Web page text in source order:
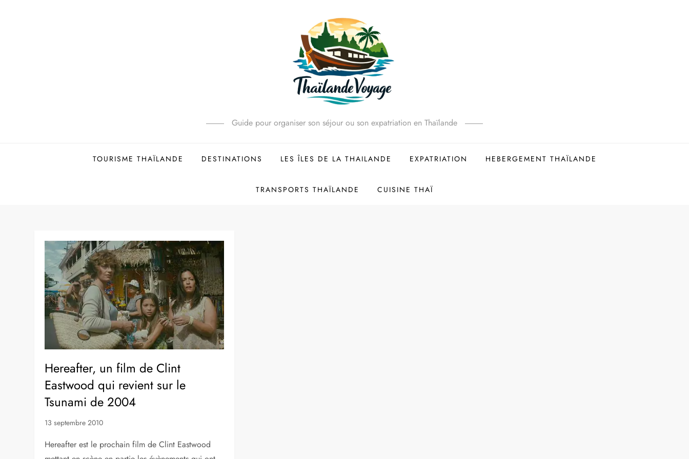
Guide pour organiser son séjour ou son expatriation en Thaïlande
TOURISME THAÏLANDE DESTINATIONS LES ÎLES DE LA THAILANDE EXPATRIATION HEBERGEMENT THAÏLANDE
TRANSPORTS THAÏLANDE CUISINE THAÏ
Hereafter, un film de Clint
Eastwood qui revient sur le
Tsunami de 2004
13 septembre 2010
Hereafter est le prochain film de Clint Eastwood